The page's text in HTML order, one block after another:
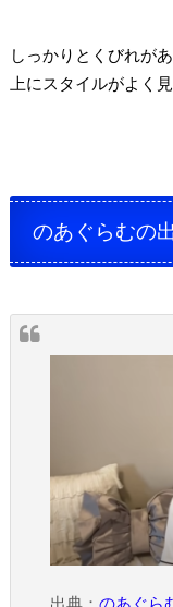
しっかりとくびれが
上にスタイルがよく
のあぐらむの